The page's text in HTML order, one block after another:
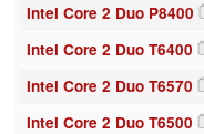
Intel Core 2 Duo P8400
Intel Core 2 Duo T6400
Intel Core 2 Duo T6570
Intel Core 2 Duo T6500